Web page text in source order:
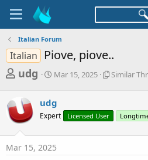
Italian Forum
Italian Piove, piove..
T
r
e
a
d
udg
S
r
t
a
t
Mar 15, 2025
S
l
a
r
Similar
udg
Expert Licensed User
Mar 15, 2025